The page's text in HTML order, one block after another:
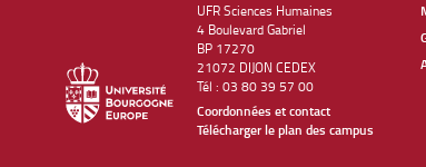
UFR Sciences Humaines
4 Boulevard Gabriel
BP 17270
21072 DIJON CEDEX
Tél : 03 80 39 57 00
Coordonnées et contact
Télécharger le plan des campus